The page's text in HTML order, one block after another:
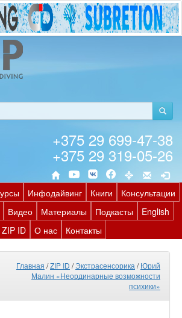
+375 29 699-47-38
+375 29 319-05-26
Инфодайвинг Книги
Консультации
Видео Материалы Подкасты
English
ZIP ID О нас Контакты
Главная /ZIP ID /Экстрасенсорика /Юрий
Малин «Неординарные возможности
психики»